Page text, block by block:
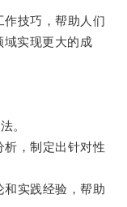
技巧，帮助人们
域实现更大的成
。
，制定出针对性
实践经验，帮助